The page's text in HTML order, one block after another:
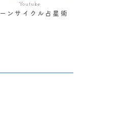
Youtube
ンサイクル占星術